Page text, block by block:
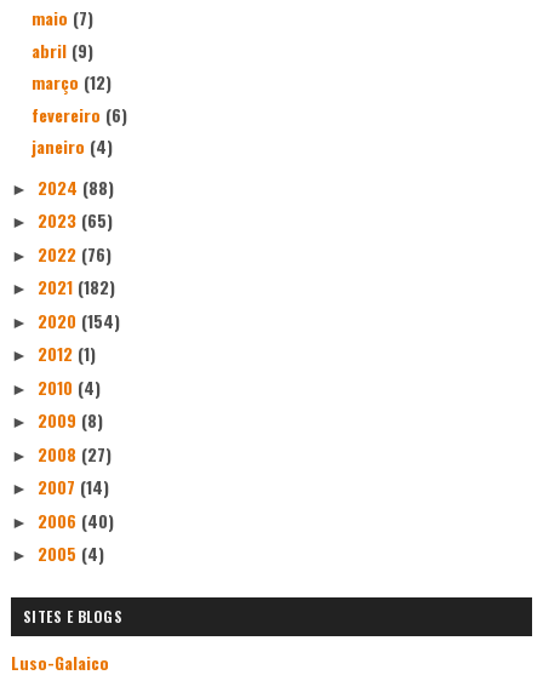
maio (7)
abril (9)
março (12)
fevereiro (6)
janeiro (4)
► 2024 (88)
► 2023 (65)
► 2022 (76)
► 2021 (182)
► 2020 (154)
► 2012 (1)
► 2010 (4)
► 2009 (8)
► 2008 (27)
► 2007 (14)
► 2006 (40)
► 2005 (4)
SITES E BLOGS
Luso-Galaico